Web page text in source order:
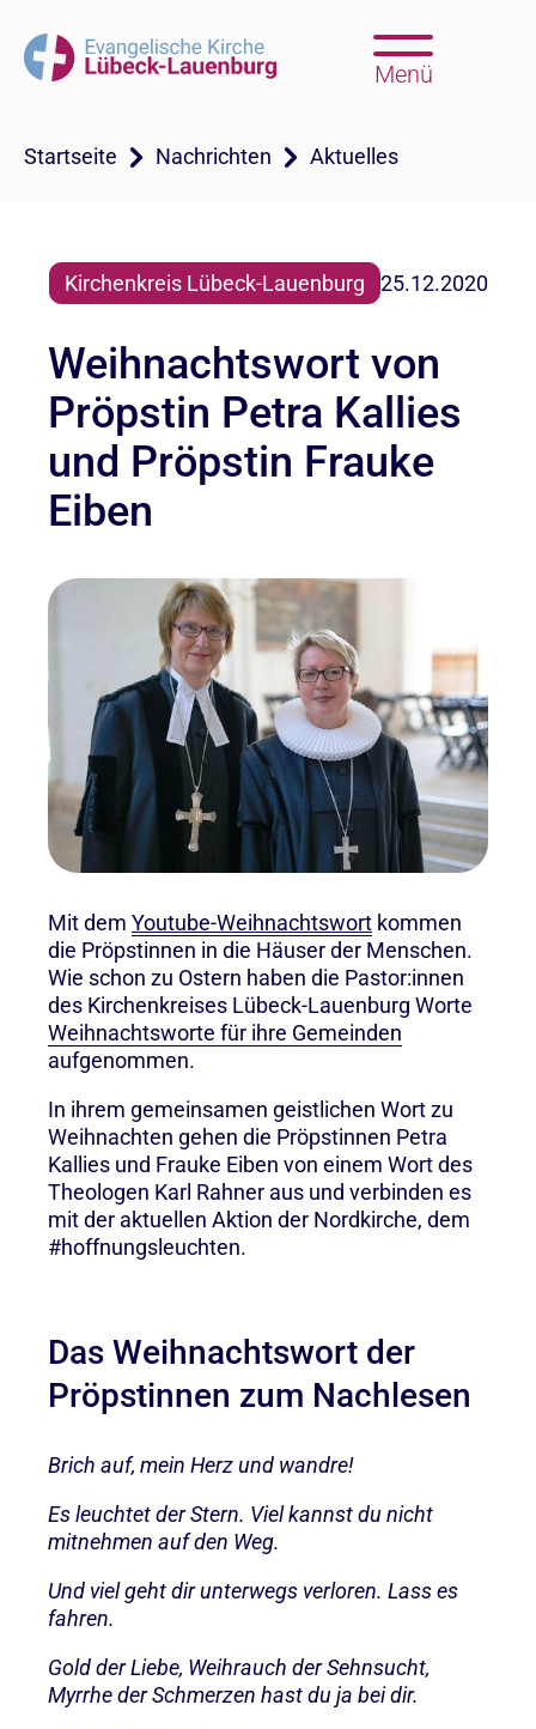
Menü
Startseite Nachrichten Aktuelles
Kirchenkreis Lübeck-Lauenburg 25.12.2020
Weihnachtswort von
Pröpstin Petra Kallies
und Pröpstin Frauke
Eiben
Mit dem Youtube-Weihnachtswort kommen
die Pröpstinnen in die Häuser der Menschen.
Wie schon zu Ostern haben die Pastor:innen
des Kirchenkreises Lübeck-Lauenburg Worte
Weihnachtsworte für ihre Gemeinden
aufgenommen.
In ihrem gemeinsamen geistlichen Wort zu
Weihnachten gehen die Pröpstinnen Petra
Kallies und Frauke Eiben von einem Wort des
Theologen Karl Rahner aus und verbinden es
mit der aktuellen Aktion der Nordkirche, dem
#hoffnungsleuchten.
Das Weihnachtswort der
Pröpstinnen zum Nachlesen
Brich auf, mein Herz und wandre!
Es leuchtet der Stern. Viel kannst du nicht
mitnehmen auf den Weg.
Und viel geht dir unterwegs verloren. Lass es
fahren.
Gold der Liebe, Weihrauch der Sehnsucht,
Myrrhe der Schmerzen hast du ja bei dir.